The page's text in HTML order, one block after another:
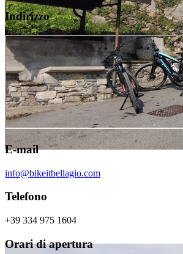
Indirizzo
E-mail
info@bikeitbellagio.com
Telefono
+39 334 975 1604
Orari di apertura